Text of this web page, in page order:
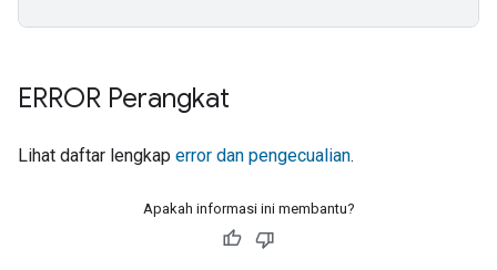
ERROR Perangkat
Lihat daftar lengkap error dan pengecualian.
Apakah informasi ini membantu?